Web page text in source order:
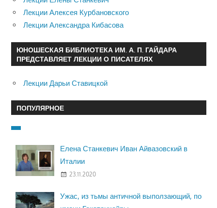
Лекции Алексея Курбановского
Лекции Александра Кибасова
ЮНОШЕСКАЯ БИБЛИОТЕКА ИМ. А. П. ГАЙДАРА
ПРЕДСТАВЛЯЕТ ЛЕКЦИИ О ПИСАТЕЛЯХ
Лекции Дарьи Ставицкой
ПОПУЛЯРНОЕ
Елена Станкевич Иван Айвазовский в
Италии
23.11.2020
Ужас, из тьмы античной выползающий, по